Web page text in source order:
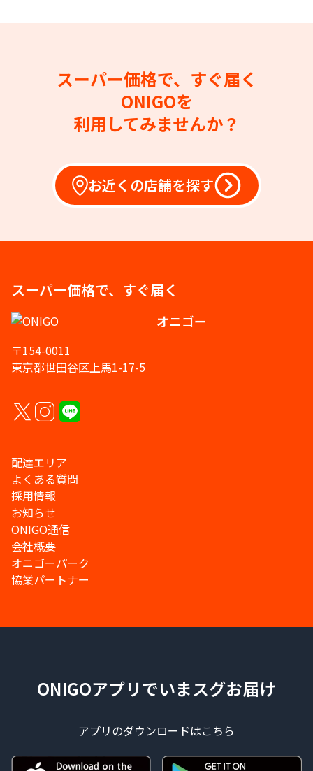
スーパー価格で、すぐ届く
ONIGOを
利用してみませんか？
お近くの店舗を探す
スーパー価格で、すぐ届く
オニゴー
〒154-0011
東京都世田谷区上馬1-17-5
配達エリア
よくある質問
採用情報
お知らせ
ONIGO通信
会社概要
オニゴーパーク
協業パートナー
ONIGOアプリでいまスグお届け
アプリのダウンロードはこちら